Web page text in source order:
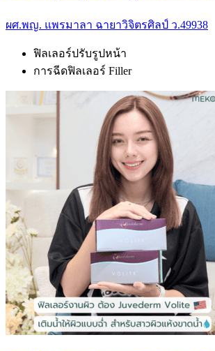
ผศ.พญ. แพรมาลา ฉายาวิจิตรศิลป์ ว.49938
ฟิลเลอร์ปรับรูปหน้า
การฉีดฟิลเลอร์ Filler